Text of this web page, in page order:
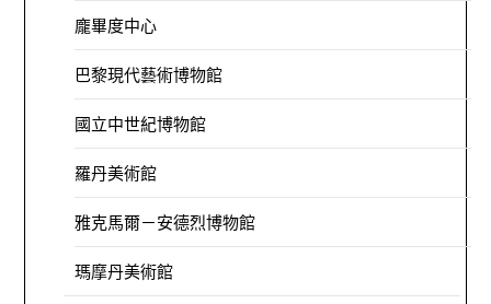
龐畢度中心
巴黎現代藝術博物館
國立中世紀博物館
羅丹美術館
雅克馬爾－安德烈博物館
瑪摩丹美術館